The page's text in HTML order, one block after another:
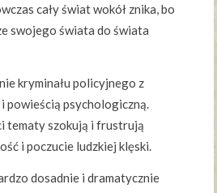
cały świat wokół znika, bo
swojego świata do świata
kryminału policyjnego z
powieścią psychologiczną.
tematy szokują i frustrują
i poczucie ludzkiej klęski.
dosadnie i dramatycznie